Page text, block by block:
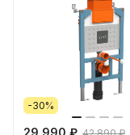
-30%
29 990 ₽